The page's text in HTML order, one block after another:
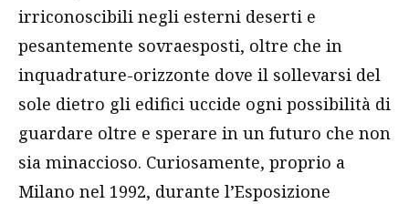
irriconoscibili negli esterni deserti e
pesantemente sovraesposti, oltre che in
inquadrature-orizzonte dove il sollevarsi del
sole dietro gli edifici uccide ogni possibilità di
guardare oltre e sperare in un futuro che non
sia minaccioso. Curiosamente, proprio a
Milano nel 1992, durante l’Esposizione